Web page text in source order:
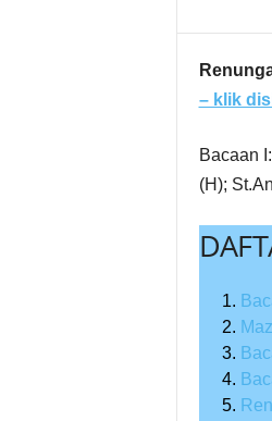
– klik
Bacaan
(H);